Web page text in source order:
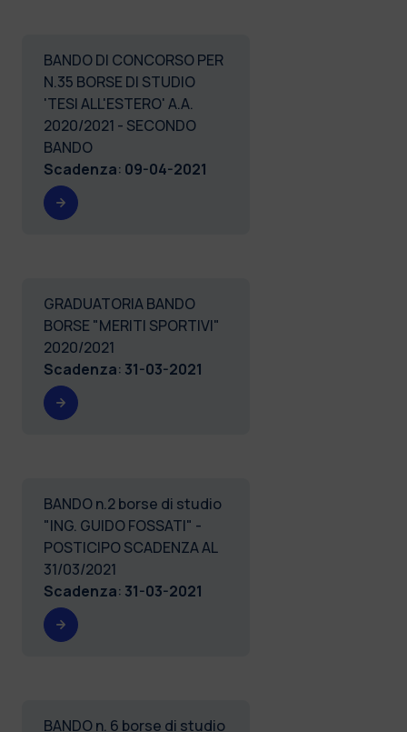
BANDO DI CONCORSO PER
N.35 BORSE DI STUDIO
'TESI ALL'ESTERO' A.A.
2020/2021 - SECONDO
BANDO
Scadenza: 09-04-2021
GRADUATORIA BANDO
BORSE "MERITI SPORTIVI"
2020/2021
Scadenza: 31-03-2021
BANDO n.2 borse di studio
"ING. GUIDO FOSSATI" -
POSTICIPO SCADENZA AL
31/03/2021
Scadenza: 31-03-2021
BANDO n. 6 borse di studio